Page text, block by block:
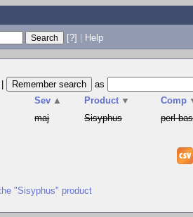
[?] | Help
as
Sev ▲ Product ▼ Comp
maj Sisyphus perl-bas
"Sisyphus" product